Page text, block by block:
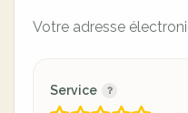
Votre adresse
Service